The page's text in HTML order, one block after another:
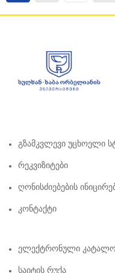
Გზამკვლევი Უცხოელი
Რეკვიზიტები
Ღონისძიებების
Კონტაქტი
Ელექტრონული
Საიტის Რუქა